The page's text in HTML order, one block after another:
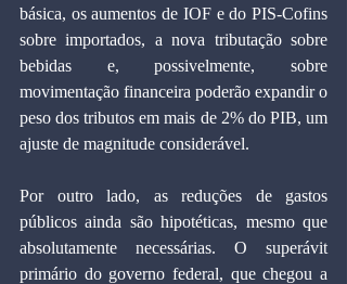
básica, os aumentos de IOF e do PIS-Cofins
sobre importados, a nova tributação sobre
bebidas e, possivelmente, sobre
movimentação financeira poderão expandir o
peso dos tributos em mais de 2% do PIB, um
ajuste de magnitude considerável.
Por outro lado, as reduções de gastos
públicos ainda são hipotéticas, mesmo que
absolutamente necessárias. O superávit
primário do governo federal, que chegou a